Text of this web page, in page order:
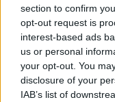
section to confirm
opt-out request is
interest-based ads
us or personal
your opt-out. You
disclosure of your
IAB’s list of
T.